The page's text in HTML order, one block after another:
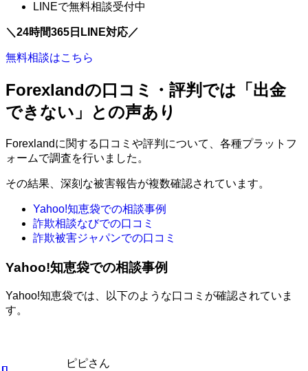
LINEで無料相談受付中
＼24時間365日LINE対応／
無料相談はこちら
Forexlandの口コミ・評判では「出金
できない」との声あり
Forexlandに関する口コミや評判について、各種プラットフ
ォームで調査を行いました。
その結果、深刻な被害報告が複数確認されています。
Yahoo!知恵袋での相談事例
詐欺相談なびでの口コミ
詐欺被害ジャパンでの口コミ
Yahoo!知恵袋での相談事例
Yahoo!知恵袋では、以下のような口コミが確認されていま
す。
ピピさん